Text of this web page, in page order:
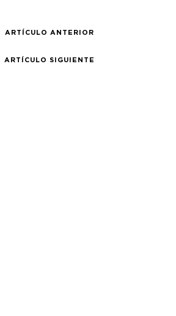
ARTÍCULO ANTERIOR
ARTÍCULO SIGUIENTE